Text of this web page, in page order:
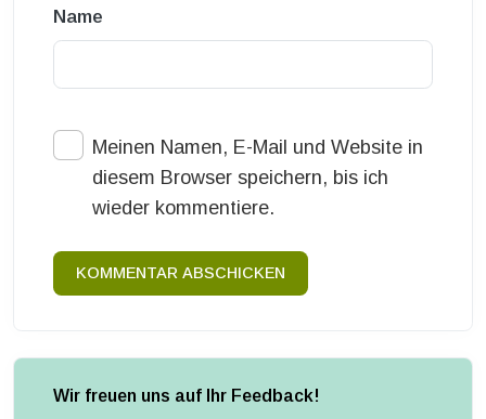
Name
Meinen Namen, E-Mail und Website in
diesem Browser speichern, bis ich
wieder kommentiere.
KOMMENTAR ABSCHICKEN
Wir freuen uns auf Ihr Feedback!